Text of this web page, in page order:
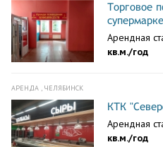
Торговое
Арендная
кв.м./год
АРЕНДА , ЧЕЛЯБИНСК
КТК
Арендная
кв.м./год